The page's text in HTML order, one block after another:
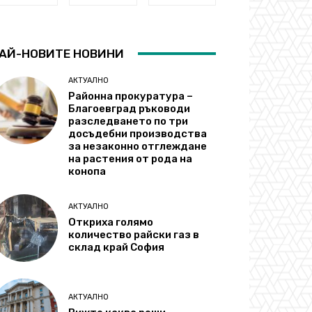
НОВИТЕ НОВИНИ
АКТУАЛНО
Районна прокуратура –
Благоевград ръководи
разследването по три
досъдебни производства
за незаконно отглеждане
на растения от рода на
конопа
АКТУАЛНО
Откриха голямо
количество райски газ в
склад край София
АКТУАЛНО